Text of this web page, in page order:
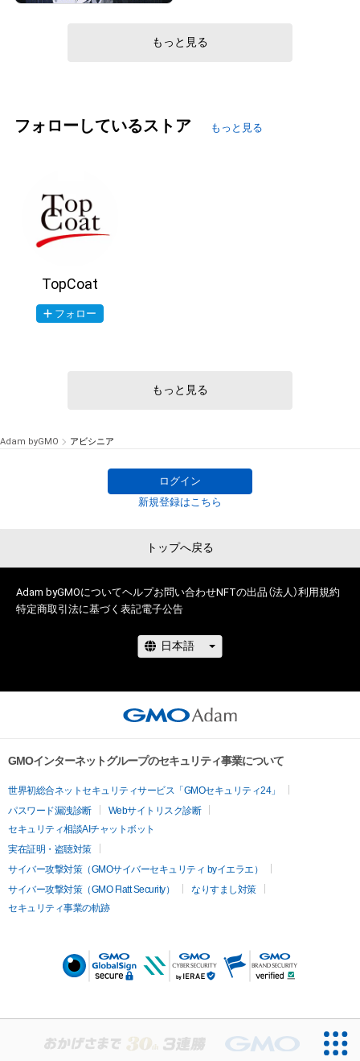
もっと見る
フォローしているストア もっと見る
TopCoat
フォロー
もっと見る
Adam byGMO アビシニア
ログイン
新規登録はこちら
トップへ戻る
Adam byGMOについてヘルプお問い合わせNFTの出品（法人）利用規約
特定商取引法に基づく表記電子公告
GMOインターネットグループのセキュリティ事業について
世界初総合ネットセキュリティサービス「GMOセキュリティ24」
パスワード漏洩診断
Webサイトリスク診断
セキュリティ相談AIチャットボット
実在証明・盗聴対策
サイバー攻撃対策（GMOサイバーセキュリティ byイエラエ）
サイバー攻撃対策（GMO Flatt Security）
なりすまし対策
セキュリティ事業の軌跡